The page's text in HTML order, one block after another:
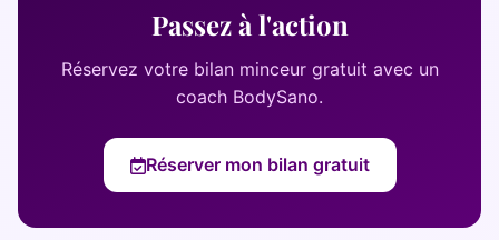
Passez à l'action
Réservez votre bilan minceur gratuit avec un
coach BodySano.
Réserver mon bilan gratuit